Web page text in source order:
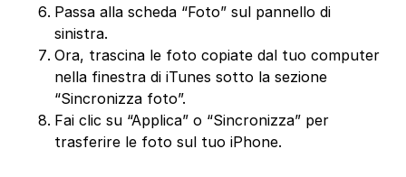
Passa alla scheda “Foto” sul pannello di
sinistra.
Ora, trascina le foto copiate dal tuo computer
nella finestra di iTunes sotto la sezione
“Sincronizza foto”.
Fai clic su “Applica” o “Sincronizza” per
trasferire le foto sul tuo iPhone.